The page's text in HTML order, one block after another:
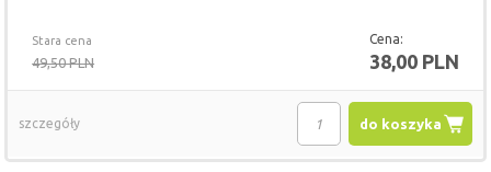
Stara cena
49,50 PLN
Cena:
38,00 PLN
do koszyka
szczegóły